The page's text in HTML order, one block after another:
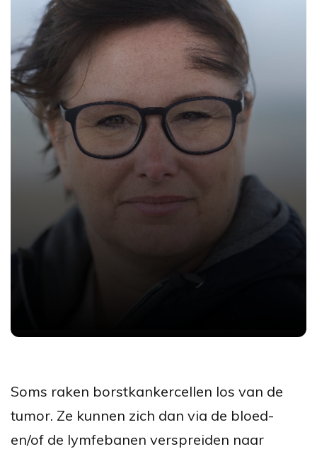
Soms raken borstkankercellen los van de
tumor. Ze kunnen zich dan via de bloed-
en/of de lymfebanen verspreiden naar